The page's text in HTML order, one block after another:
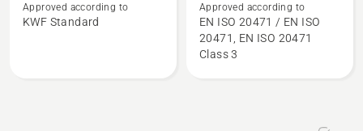
за
ЯКЕ
Approved according to
KWF Standard
за
Forest
jacket
Approved according to
EN ISO 20471 / EN ISO
20471, EN ISO 20471
Class 3